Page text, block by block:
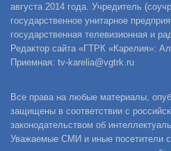
августа 2014 года. Учредитель
государственное унитарное
государственная телевизионная и
Редактор сайта «ГТРК «Карелия»:
Приемная: tv-karelia@vgtrk.ru
Все права на любые материалы,
защищены в соответствии с
законодательством об
Уважаемые СМИ и иные посетители